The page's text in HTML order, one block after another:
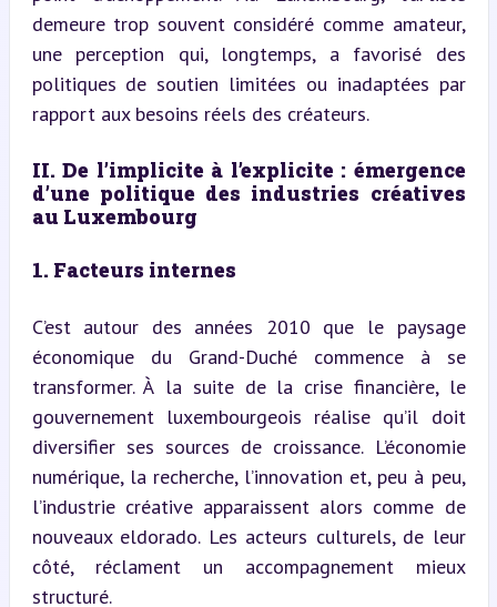
demeure trop souvent considéré comme amateur,
une perception qui, longtemps, a favorisé des
politiques de soutien limitées ou inadaptées par
rapport aux besoins réels des créateurs.
II. De l’implicite à l’explicite : émergence
d’une politique des industries créatives
au Luxembourg
1. Facteurs internes
C’est autour des années 2010 que le paysage
économique du Grand-Duché commence à se
transformer. À la suite de la crise financière, le
gouvernement luxembourgeois réalise qu’il doit
diversifier ses sources de croissance. L’économie
numérique, la recherche, l’innovation et, peu à peu,
l’industrie créative apparaissent alors comme de
nouveaux eldorado. Les acteurs culturels, de leur
côté, réclament un accompagnement mieux
structuré.